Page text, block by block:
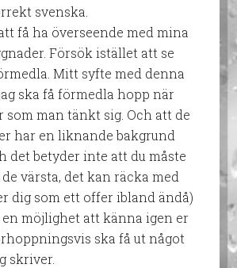
svenska.
få ha överseende med mina
Försök istället att se
Mitt syfte med denna
ska få förmedla hopp när
man tänkt sig. Och att de
har en liknande bakgrund
det betyder inte att du måste
värsta, det kan räcka med
dig som ett offer ibland ändå)
möjlighet att känna igen er
ska få ut något
skriver.